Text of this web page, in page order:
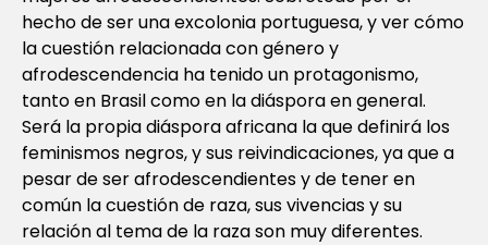
hecho de ser una excolonia portuguesa, y ver cómo
la cuestión relacionada con género y
afrodescendencia ha tenido un protagonismo,
tanto en Brasil como en la diáspora en general.
Será la propia diáspora africana la que definirá los
feminismos negros, y sus reivindicaciones, ya que a
pesar de ser afrodescendientes y de tener en
común la cuestión de raza, sus vivencias y su
relación al tema de la raza son muy diferentes.